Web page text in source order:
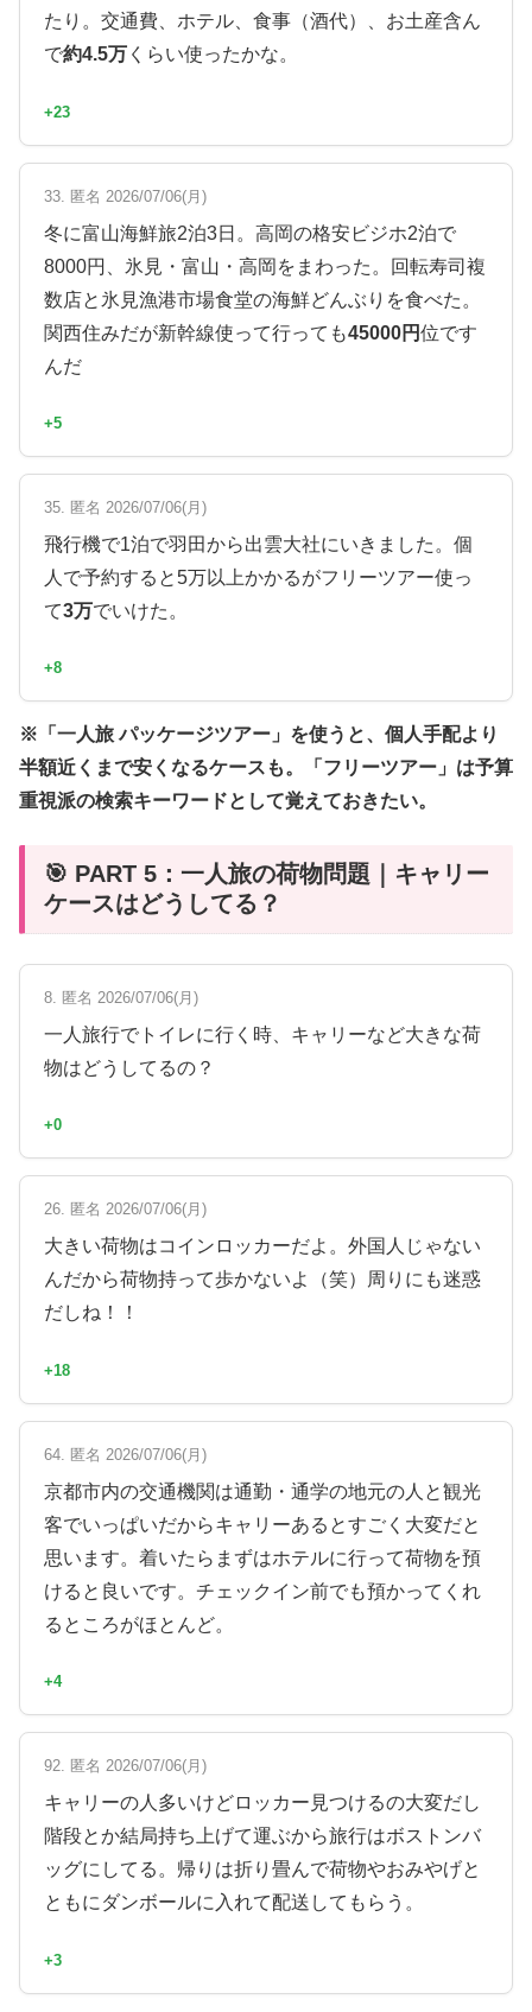
たり。交通費、ホテル、食事（酒代）、お土産含ん
で約4.5万 くらい使ったかな。
+23
33. 匿名 2026/07/06(月)
冬に富山海鮮旅2泊3日。高岡の格安ビジホ2泊で
8000円、氷見・富山・高岡をまわった。回転寿司複
数店と氷見漁港市場食堂の海鮮どんぶりを食べた。
関西住みだが新幹線使って行っても45000円位です
んだ
+5
35. 匿名 2026/07/06(月)
飛行機で1泊で羽田から出雲大社にいきました。個
人で予約すると5万以上かかるがフリーツアー使っ
て3万でいけた。
+8
※「一人旅 パッケージツアー」を使うと、個人手配より
半額近くまで安くなるケースも。「フリーツアー」は予算
重視派の検索キーワードとして覚えておきたい。
🎯 PART 5：一人旅の荷物問題｜キャリー
ケースはどうしてる？
8. 匿名 2026/07/06(月)
一人旅行でトイレに行く時、キャリーなど大きな荷
物はどうしてるの？
+0
26. 匿名 2026/07/06(月)
大きい荷物はコインロッカーだよ。外国人じゃない
んだから荷物持って歩かないよ（笑）周りにも迷惑
だしね！！
+18
64. 匿名 2026/07/06(月)
京都市内の交通機関は通勤・通学の地元の人と観光
客でいっぱいだからキャリーあるとすごく大変だと
思います。着いたらまずはホテルに行って荷物を預
けると良いです。チェックイン前でも預かってくれ
るところがほとんど。
+4
92. 匿名 2026/07/06(月)
キャリーの人多いけどロッカー見つけるの大変だし
階段とか結局持ち上げて運ぶから旅行はボストンバ
ッグにしてる。帰りは折り畳んで荷物やおみやげと
ともにダンボールに入れて配送してもらう。
+3